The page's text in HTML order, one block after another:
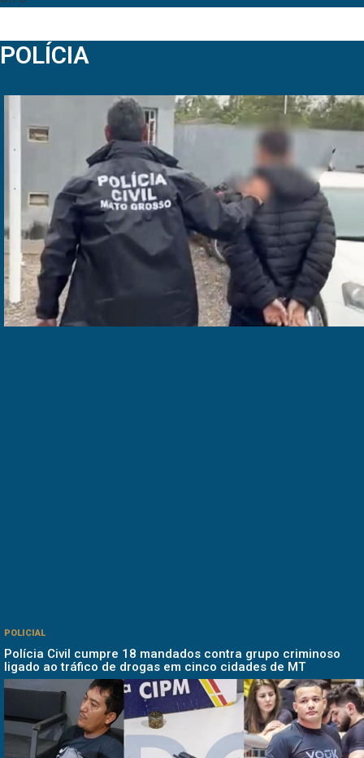
POLÍCIA
POLICIAL
Polícia Civil cumpre 18 mandados contra grupo criminoso
ligado ao tráfico de drogas em cinco cidades de MT